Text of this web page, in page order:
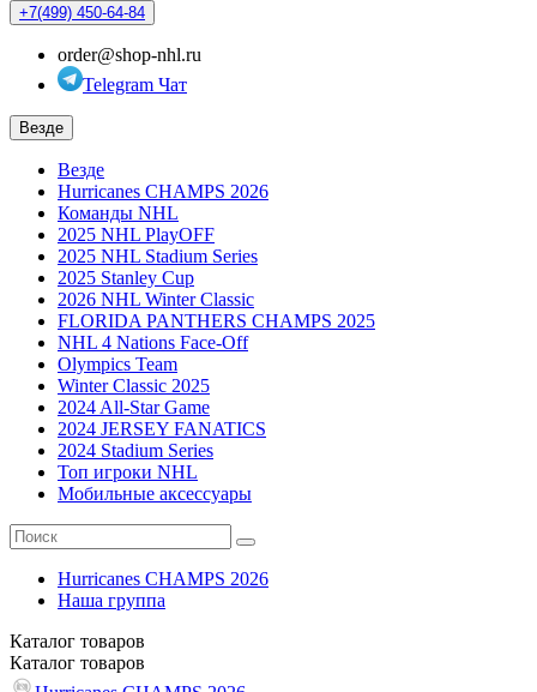
+7(499) 450-64-84
order@shop-nhl.ru
Telegram Чат
Везде
Везде
Hurricanes CHAMPS 2026
Команды NHL
2025 NHL PlayOFF
2025 NHL Stadium Series
2025 Stanley Cup
2026 NHL Winter Classic
FLORIDA PANTHERS CHAMPS 2025
NHL 4 Nations Face-Off
Olympics Team
Winter Classic 2025
2024 All-Star Game
2024 JERSEY FANATICS
2024 Stadium Series
Топ игроки NHL
Мобильные аксессуары
Hurricanes CHAMPS 2026
Наша группа
Каталог товаров
Каталог товаров